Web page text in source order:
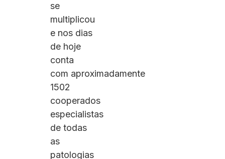
se
multiplicou
e nos dias
de hoje
conta
com aproximadamente
1502
cooperados
especialistas
de todas
as
patologias